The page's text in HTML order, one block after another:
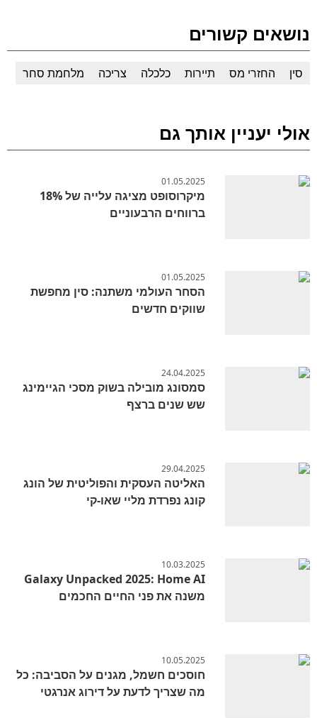
נושאים קשורים
סין החזרי מס תיירות כלכלה צריכה מלחמת סחר
אולי יעניין אותך גם
01.05.2025
מיקרוסופט מציגה עלייה של 18%
ברווחים הרבעוניים
01.05.2025
הסחר העולמי משתנה: סין מחפשת
שווקים חדשים
24.04.2025
סמסונג מובילה בשוק מסכי הגיימינג
שש שנים ברצף
29.04.2025
האליטה העסקית והפוליטית של הונג
קונג נפרדת מליי שאו-קי
10.03.2025
Galaxy Unpacked 2025: Home AI
משנה את פני החיים החכמים
10.05.2025
חוסכים חשמל, מגנים על הסביבה: כל
מה שצריך לדעת על דירוג אנרגטי